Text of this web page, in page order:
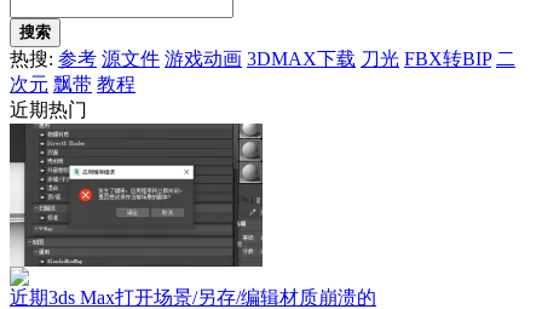
搜索
热搜: 参考 源文件 游戏动画 3DMAX下载 刀光 FBX转BIP 二
次元 飘带 教程
近期热门
近期3ds Max打开场景/另存/编辑材质崩溃的